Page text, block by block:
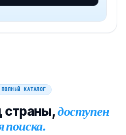
КАТАЛОГ
страны,доступен
поиска.